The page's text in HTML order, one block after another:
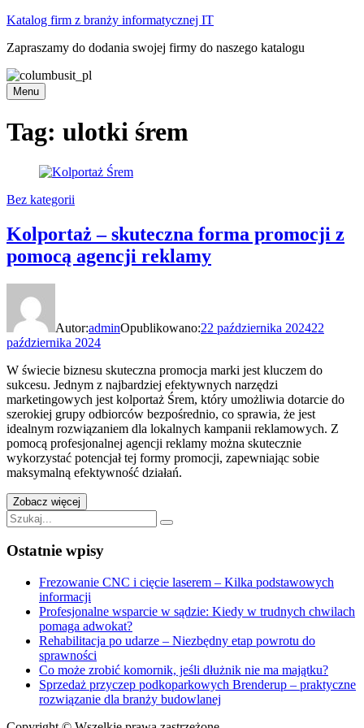
Skip
content
Katalog firm z branży informatycznej IT
Zapraszamy do dodania swojej firmy do naszego katalogu
Menu
Tag: ulotki śrem
Bez kategorii
Kolportaż – skuteczna forma promocji z
pomocą agencji reklamy
Autor:adminOpublikowano:22 października 202422
października 2024
W świecie biznesu skuteczna promocja marki jest kluczem do
sukcesu. Jednym z najbardziej efektywnych narzędzi
marketingowych jest kolportaż Śrem, który umożliwia dotarcie do
szerokiej grupy odbiorców bezpośrednio, co sprawia, że jest
idealnym rozwiązaniem dla lokalnych kampanii reklamowych. Z
pomocą profesjonalnej agencji reklamy można skutecznie
wykorzystać potencjał tej formy promocji, zapewniając sobie
maksymalną efektywność działań.
Zobacz więcej "Kolportaż
–
skuteczna
forma
promocji
pomocą
agencji
reklamy"
Szukaj:
Ostatnie wpisy
Frezowanie CNC i cięcie laserem – Kilka podstawowych
informacji
Profesjonalne wsparcie w sądzie: Kiedy w trudnych chwilach
pomaga adwokat?
Rehabilitacja po udarze – Niezbędny etap powrotu do
sprawności
Co może zrobić komornik, jeśli dłużnik nie ma majątku?
Sprzedaż przyczep podkoparkowych Brenderup – praktyczne
rozwiązanie dla branży budowlanej